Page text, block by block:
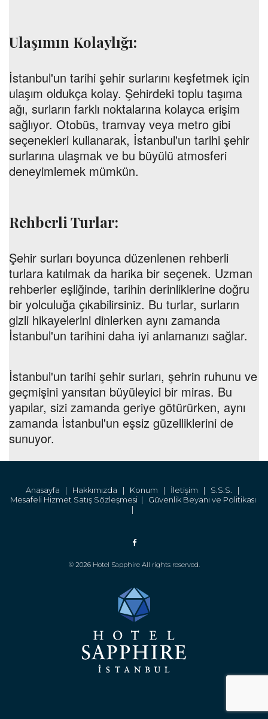
Ulaşımın Kolaylığı:
İstanbul'un tarihi şehir surlarını keşfetmek için
ulaşım oldukça kolay. Şehirdeki toplu taşıma
ağı, surların farklı noktalarına kolayca erişim
sağlıyor. Otobüs, tramvay veya metro gibi
seçenekleri kullanarak, İstanbul'un tarihi şehir
surlarına ulaşmak ve bu büyülü atmosferi
deneyimlemek mümkün.
Rehberli Turlar:
Şehir surları boyunca düzenlenen rehberli
turlara katılmak da harika bir seçenek. Uzman
rehberler eşliğinde, tarihin derinliklerine doğru
bir yolculuğa çıkabilirsiniz. Bu turlar, surların
gizli hikayelerini dinlerken aynı zamanda
İstanbul'un tarihini daha iyi anlamanızı sağlar.
İstanbul'un tarihi şehir surları, şehrin ruhunu ve
geçmişini yansıtan büyüleyici bir miras. Bu
yapılar, sizi zamanda geriye götürürken, aynı
zamanda İstanbul'un eşsiz güzelliklerini de
sunuyor.
Anasayfa | Hakkımızda | Konum | İletişim | S.S.S. |
Mesafeli Hizmet Satış Sözleşmesi | Güvenlik Beyanı ve Politikası
|
© 2026 Hotel Sapphire All rights reserved.